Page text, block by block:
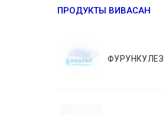
ПРОДУКТЫ ВИВАСАН
ФУРУНКУЛЕЗ